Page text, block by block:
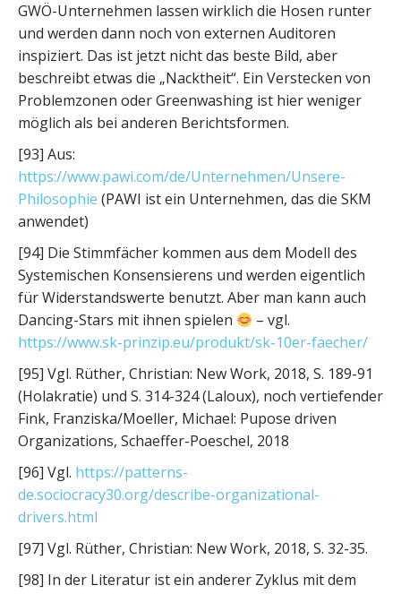
GWÖ-Unternehmen lassen wirklich die Hosen runter
und werden dann noch von externen Auditoren
inspiziert. Das ist jetzt nicht das beste Bild, aber
beschreibt etwas die „Nacktheit“. Ein Verstecken von
Problemzonen oder Greenwashing ist hier weniger
möglich als bei anderen Berichtsformen.
[93] Aus:
https://www.pawi.com/de/Unternehmen/Unsere-
Philosophie (PAWI ist ein Unternehmen, das die SKM
anwendet)
[94] Die Stimmfächer kommen aus dem Modell des
Systemischen Konsensierens und werden eigentlich
für Widerstandswerte benutzt. Aber man kann auch
Dancing-Stars mit ihnen spielen
– vgl.
https://www.sk-prinzip.eu/produkt/sk-10er-faecher/
[95] Vgl. Rüther, Christian: New Work, 2018, S. 189-91
(Holakratie) und S. 314-324 (Laloux), noch vertiefender
Fink, Franziska/Moeller, Michael: Pupose driven
Organizations, Schaeffer-Poeschel, 2018
[96] Vgl. https://patterns-
de.sociocracy30.org/describe-organizational-
drivers.html
[97] Vgl. Rüther, Christian: New Work, 2018, S. 32-35.
[98] In der Literatur ist ein anderer Zyklus mit dem